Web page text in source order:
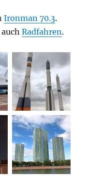
Ironman 70.3.
auchRadfahren.